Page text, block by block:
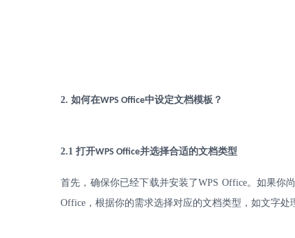
2. 如何在WPS Office中设定文档模板？
2.1 打开WPS Office并选择合适的文档类型
首先，确保你已经下载并安装了WPS Office。如果你
Office ，根据你的需求选择对应的文档类型，如文字处